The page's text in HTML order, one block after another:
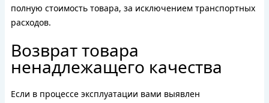
полную стоимость товара, за исключением транспортных
расходов.
Возврат товара
ненадлежащего качества
Если в процессе эксплуатации вами выявлен